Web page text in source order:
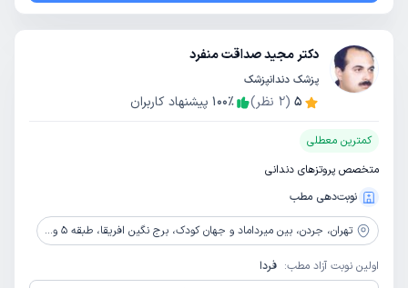
دکتر مجید صداقت منفرد
پزشک دندانپزشک
5
(
2 نظر) 100٪ پیشنهاد کاربران
کمترین معطلی
متخصص پروتزهای دندانی
نوبت‌دهی مطب
تهران، جردن، بین میرداماد و جهان کودک، برج نگین افریقا، طبقه 5 واحد 5
اولین نوبت آزاد مطب: فردا